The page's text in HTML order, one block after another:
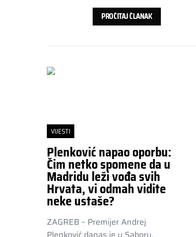
PROČITAJ ČLANAK
VIJESTI
Plenković napao oporbu:
Čim netko spomene da u
Madridu leži vođa svih
Hrvata, vi odmah vidite
neke ustaše?
ZAGREB – Premijer Andrej